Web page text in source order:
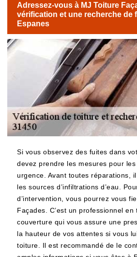
Adressez-vous à MJ Toiture
vérification et une recherche de
Espanes
Si vous observez des fuites dans
devez prendre les mesures pour
urgence. Avant toutes réparations,
les sources d’infiltrations d’eau.
d’intervention, vous pourrez vous
Façades. C’est un professionnel en
couverture qui vous assure une
la hauteur de vos attentes si vous
toiture. Il est recommandé de le